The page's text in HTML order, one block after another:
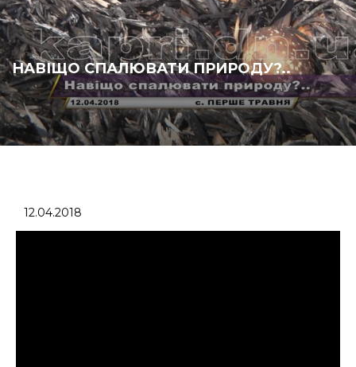
НАВІЩО СПАЛЮВАТИ ПРИРОДУ?..
12.04.2018